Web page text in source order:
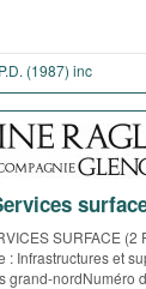
(1987) inc
SURFACE (2
: Infrastructures et
grand-nordNuméro